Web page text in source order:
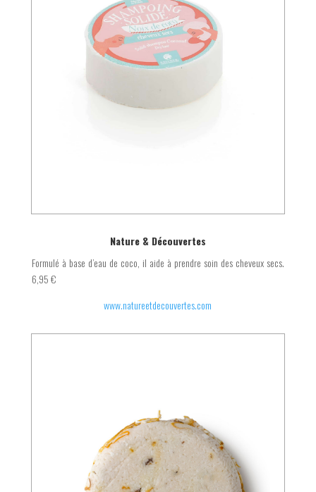
Nature & Découvertes
Formulé à base d’eau de coco, il aide à prendre soin des cheveux secs.
6,95 €
www.natureetdecouvertes.com